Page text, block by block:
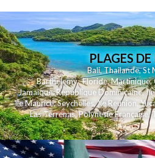
PLAGES DE
Bali,Thailande,St
Barthelemy,Floride,Martinique,
Jamaique,Republique Dominicaine,
Ile Maurice,Seychelles,Ile Reunion,
Las Terrenas,Polynesie Française,